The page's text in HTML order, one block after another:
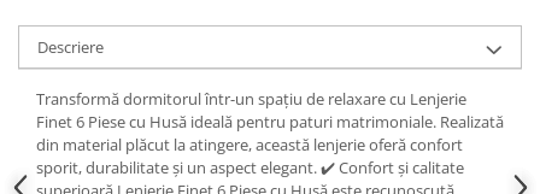
Descriere
Transformă dormitorul într-un spațiu de relaxare cu Lenjerie
Finet 6 Piese cu Husă ideală pentru paturi matrimoniale. Realizată
din material plăcut la atingere, această lenjerie oferă confort
sporit, durabilitate și un aspect elegant. ✔️ Confort și calitate